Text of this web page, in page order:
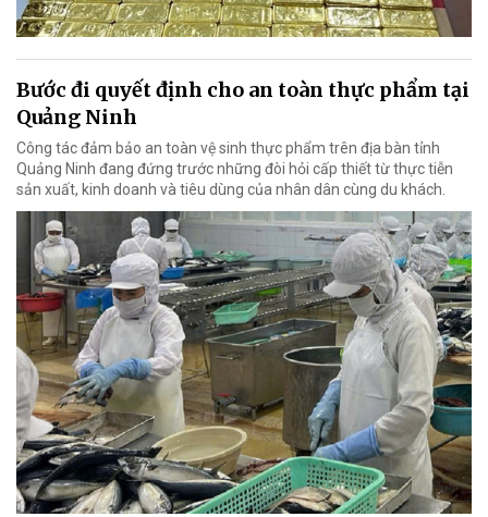
Bước đi quyết định cho an toàn thực phẩm tại
Quảng Ninh
Công tác đảm bảo an toàn vệ sinh thực phẩm trên địa bàn tỉnh
Quảng Ninh đang đứng trước những đòi hỏi cấp thiết từ thực tiễn
sản xuất, kinh doanh và tiêu dùng của nhân dân cùng du khách.